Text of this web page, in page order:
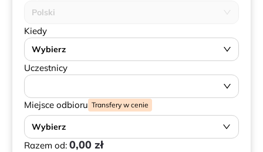
Polski
Kiedy
Wybierz
Uczestnicy
Miejsce odbioru Transfery w cenie
Wybierz
Razem od: 0,00 zł